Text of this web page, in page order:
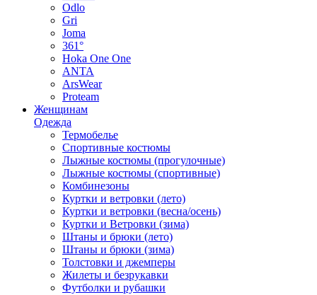
Odlo
Gri
Joma
361°
Hoka One One
ANTA
ArsWear
Proteam
Женщинам
Одежда
Термобелье
Спортивные костюмы
Лыжные костюмы (прогулочные)
Лыжные костюмы (спортивные)
Комбинезоны
Куртки и ветровки (лето)
Куртки и ветровки (весна/осень)
Куртки и Ветровки (зима)
Штаны и брюки (лето)
Штаны и брюки (зима)
Толстовки и джемперы
Жилеты и безрукавки
Футболки и рубашки